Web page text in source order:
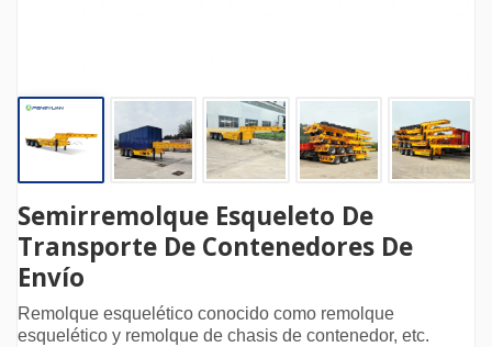
Semirremolque Esqueleto De
Transporte De Contenedores De
Envío
Remolque esquelético conocido como remolque
esquelético y remolque de chasis de contenedor, etc.